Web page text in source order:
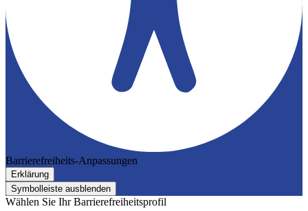
Barrierefreiheits-Anpassungen
Erklärung
Symbolleiste ausblenden
Wählen Sie Ihr Barrierefreiheitsprofil